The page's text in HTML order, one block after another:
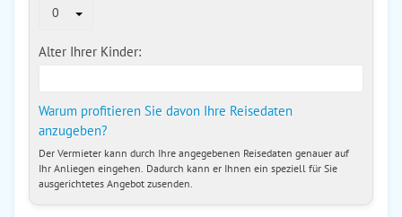
0
Alter Ihrer Kinder:
Warum profitieren Sie davon Ihre Reisedaten
anzugeben?
Der Vermieter kann durch Ihre angegebenen Reisedaten genauer auf
Ihr Anliegen eingehen. Dadurch kann er Ihnen ein speziell für Sie
ausgerichtetes Angebot zusenden.